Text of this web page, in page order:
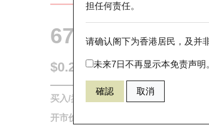
担任何责任。
请确认阁下为香港居民，及并
未来7日不再显示本免责声明
確認 取消
67058 瑞银熊证
$0.255 0.015 (+6.25%) 即时
买入/卖出价
开市价